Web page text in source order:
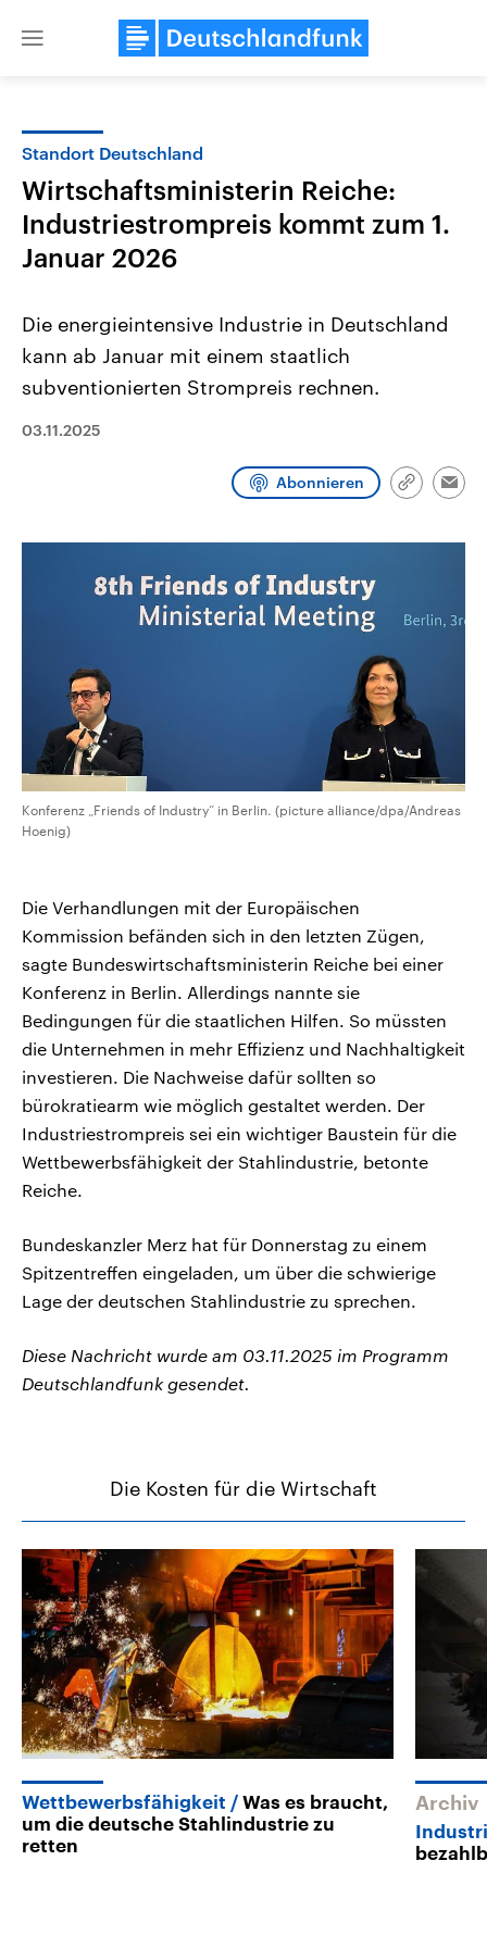
Close
USA
Aktuelle Beiträge, Analysen und
Wirtschaftlich und militärisch
den mächtigsten Ländern der Erde,
Nahostkonflikt
Aktuelle Lage und
Region wieder die Gewalt
Israel möchte die Hamas
Diese wird wie die
Standort Deutschland
Wirtschaftsministerin Reiche:
Industriestrompreis kommt zum 1.
Januar 2026
Die energieintensive Industrie in Deutschland
kann ab Januar mit einem staatlich
subventionierten Strompreis rechnen.
03.11.2025
Abonnieren
Link
Konferenz „Friends of Industry“ in Berlin. (picture alliance/dpa/Andreas
Hoenig)
Die Verhandlungen mit der Europäischen
Kommission befänden sich in den letzten Zügen,
sagte Bundeswirtschaftsministerin Reiche bei einer
Konferenz in Berlin. Allerdings nannte sie
Bedingungen für die staatlichen Hilfen. So müssten
die Unternehmen in mehr Effizienz und Nachhaltigkeit
investieren. Die Nachweise dafür sollten so
bürokratiearm wie möglich gestaltet werden. Der
Industriestrompreis sei ein wichtiger Baustein für die
Wettbewerbsfähigkeit der Stahlindustrie, betonte
Reiche.
Bundeskanzler Merz hat für Donnerstag zu einem
Spitzentreffen eingeladen, um über die schwierige
Lage der deutschen Stahlindustrie zu sprechen.
Diese Nachricht wurde am 03.11.2025 im Programm
Deutschlandfunk gesendet.
Die Kosten für die Wirtschaft
Wettbewerbsfähigkeit
Was es braucht,
um die deutsche Stahlindustrie zu
retten
Archiv